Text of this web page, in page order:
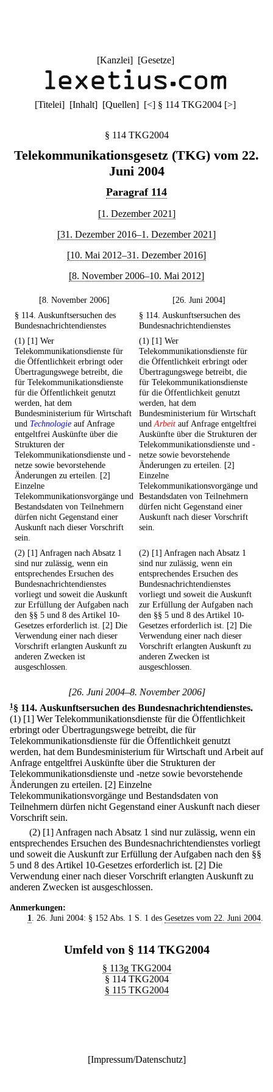
[Kanzlei] [Gesetze]
[Titelei] [Inhalt] [Quellen] [<] § 114 TKG2004 [>]
§ 114 TKG2004
Telekommunikationsgesetz (TKG) vom 22.
Juni 2004
Paragraf 114
[1. Dezember 2021]
[31. Dezember 2016–1. Dezember 2021]
[10. Mai 2012–31. Dezember 2016]
[8. November 2006–10. Mai 2012]
[8. November 2006]
[26. Juni 2004]
§ 114. Auskunftsersuchen des
Bundesnachrichtendienstes
§ 114. Auskunftsersuchen des
Bundesnachrichtendienstes
(1) [1] Wer
Telekommunikationsdienste für
die Öffentlichkeit erbringt oder
Übertragungswege betreibt, die
für Telekommunikationsdienste
für die Öffentlichkeit genutzt
werden, hat dem
Bundesministerium für Wirtschaft
und Technologie auf Anfrage
entgeltfrei Auskünfte über die
Strukturen der
Telekommunikationsdienste und -
netze sowie bevorstehende
Änderungen zu erteilen. [2]
Einzelne
Telekommunikationsvorgänge und
Bestandsdaten von Teilnehmern
dürfen nicht Gegenstand einer
Auskunft nach dieser Vorschrift
sein.
(1) [1] Wer
Telekommunikationsdienste für
die Öffentlichkeit erbringt oder
Übertragungswege betreibt, die
für Telekommunikationsdienste
für die Öffentlichkeit genutzt
werden, hat dem
Bundesministerium für Wirtschaft
undArbeit auf Anfrage entgeltfrei
Auskünfte über die Strukturen der
Telekommunikationsdienste und -
netze sowie bevorstehende
Änderungen zu erteilen. [2]
Einzelne
Telekommunikationsvorgänge und
Bestandsdaten von Teilnehmern
dürfen nicht Gegenstand einer
Auskunft nach dieser Vorschrift
sein.
(2) [1] Anfragen nach Absatz 1
sind nur zulässig, wenn ein
entsprechendes Ersuchen des
Bundesnachrichtendienstes
vorliegt und soweit die Auskunft
zur Erfüllung der Aufgaben nach
den §§ 5 und 8 des Artikel 10-
Gesetzes erforderlich ist. [2] Die
Verwendung einer nach dieser
Vorschrift erlangten Auskunft zu
anderen Zwecken ist
ausgeschlossen.
(2) [1] Anfragen nach Absatz 1
sind nur zulässig, wenn ein
entsprechendes Ersuchen des
Bundesnachrichtendienstes
vorliegt und soweit die Auskunft
zur Erfüllung der Aufgaben nach
den §§ 5 und 8 des Artikel 10-
Gesetzes erforderlich ist. [2] Die
Verwendung einer nach dieser
Vorschrift erlangten Auskunft zu
anderen Zwecken ist
ausgeschlossen.
[26. Juni 2004–8. November 2006]
1§ 114. Auskunftsersuchen des Bundesnachrichtendienstes.
(1) [1] Wer Telekommunikationsdienste für die Öffentlichkeit
erbringt oder Übertragungswege betreibt, die für
Telekommunikationsdienste für die Öffentlichkeit genutzt
werden, hat dem Bundesministerium für Wirtschaft und Arbeit auf
Anfrage entgeltfrei Auskünfte über die Strukturen der
Telekommunikationsdienste und -netze sowie bevorstehende
Änderungen zu erteilen. [2] Einzelne
Telekommunikationsvorgänge und Bestandsdaten von
Teilnehmern dürfen nicht Gegenstand einer Auskunft nach dieser
Vorschrift sein.
(2) [1] Anfragen nach Absatz 1 sind nur zulässig, wenn ein
entsprechendes Ersuchen des Bundesnachrichtendienstes vorliegt
und soweit die Auskunft zur Erfüllung der Aufgaben nach den §§
5 und 8 des Artikel 10-Gesetzes erforderlich ist. [2] Die
Verwendung einer nach dieser Vorschrift erlangten Auskunft zu
anderen Zwecken ist ausgeschlossen.
Anmerkungen:
1
. 26. Juni 2004: § 152 Abs. 1 S. 1 des Gesetzes vom 22. Juni 2004.
Umfeld von § 114 TKG2004
§ 113g TKG2004
§ 114 TKG2004
§ 115 TKG2004
[Impressum/Datenschutz]